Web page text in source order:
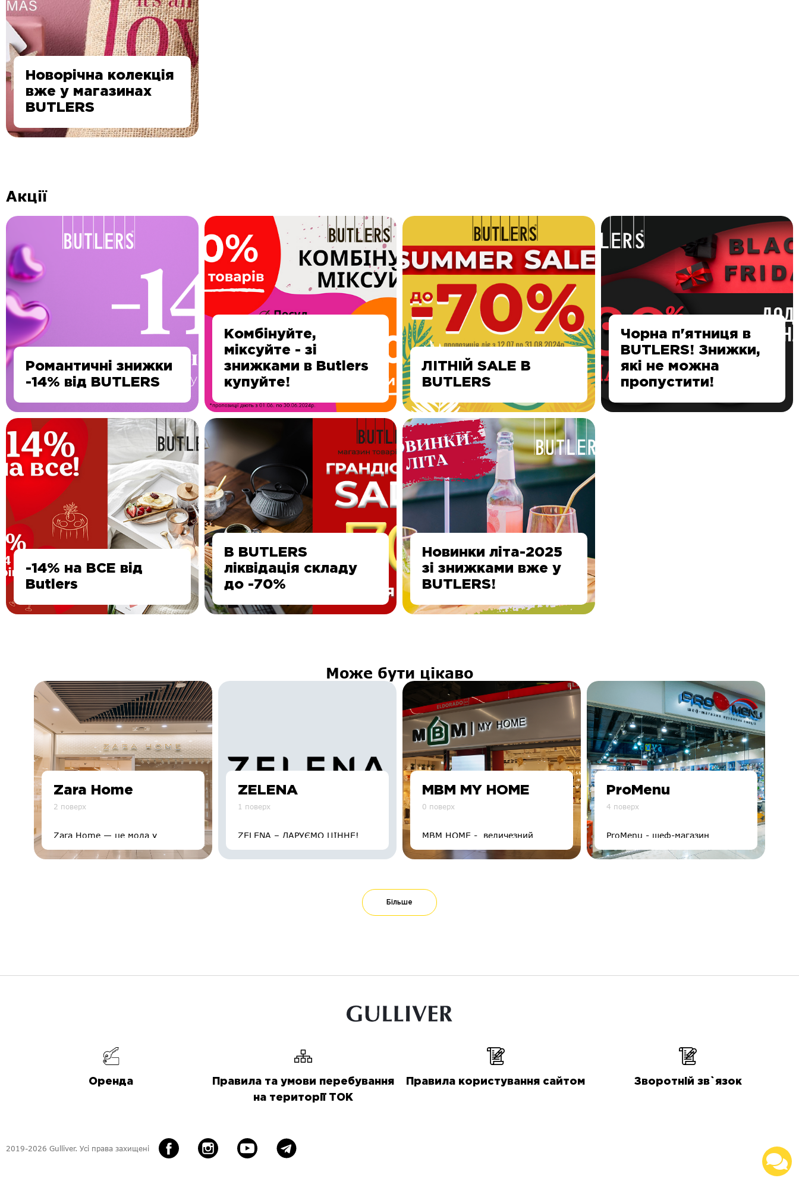
Новорічна колекція
вже у магазинах
BUTLERS
Акції
Романтичні знижки
-14% від BUTLERS
Комбінуйте,
міксуйте - зі
знижками в Butlers
купуйте!
ЛІТНІЙ SALE В
BUTLERS
Чорна п'ятниця в
BUTLERS! Знижки,
які не можна
пропустити!
-14% на ВСЕ від
Butlers
В BUTLERS
ліквідація складу
до -70%
Новинки літа-2025
зі знижками вже у
BUTLERS!
Може бути цікаво
Zara Home
2 поверх
Zara Home — це мода у
домі, декоративні тканини і
товари з гарантованою якістю і
ZELENA
1 поверх
ZELENA – ДАРУЄМО ЦІННЕ!
МВМ MY HOME
0 поверх
MBM HOME - величезний
простір товарів для дому
ProMenu
4 поверх
ProMenu - шеф-магазин
кухонних емоцій. Колекції
магазину ProMenu надихають
Більше
Оренда
Правила та умови перебування
на території ТОК
Правила користування сайтом Зворотній зв`язок
2019-2026 Gulliver. Усі права захищені